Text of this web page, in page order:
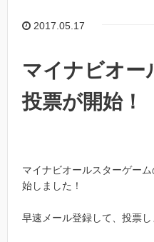
2017.05.17
マイナビオー
投票が開始！
マイナビオールスターゲー
始しました！
早速メール登録して、投票し